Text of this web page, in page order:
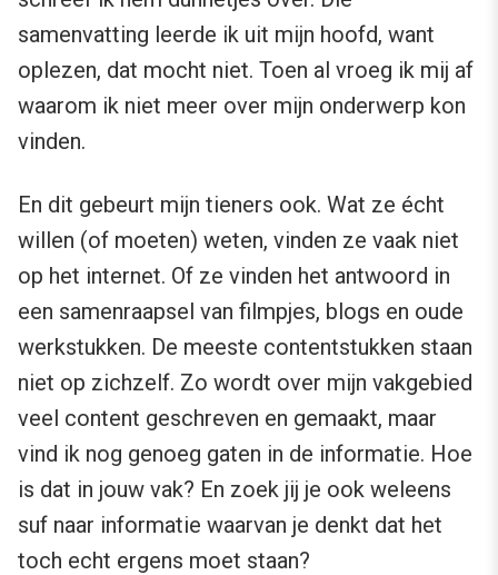
samenvatting leerde ik uit mijn hoofd, want
oplezen, dat mocht niet. Toen al vroeg ik mij af
waarom ik niet meer over mijn onderwerp kon
vinden.
En dit gebeurt mijn tieners ook. Wat ze écht
willen (of moeten) weten, vinden ze vaak niet
op het internet. Of ze vinden het antwoord in
een samenraapsel van filmpjes, blogs en oude
werkstukken. De meeste contentstukken staan
niet op zichzelf. Zo wordt over mijn vakgebied
veel content geschreven en gemaakt, maar
vind ik nog genoeg gaten in de informatie. Hoe
is dat in jouw vak? En zoek jij je ook weleens
suf naar informatie waarvan je denkt dat het
toch echt ergens moet staan?